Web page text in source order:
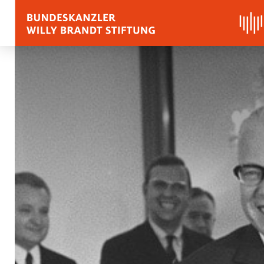
QUOTES, SPEECHES
Quotes
Speeches
Voices on Willy Brandt